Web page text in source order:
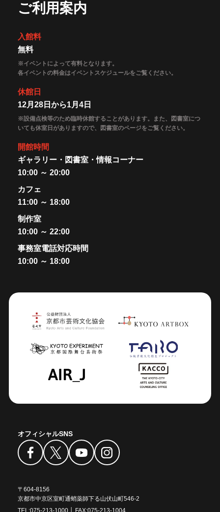
ご利用案内
入館料
無料
※イベントによって有料となります。
各イベントの料金はイベントスケジュールをご覧ください。
休館日
12月28日から1月4日
※設備点検等のため臨時休館することがあります。また、図書室につ
いても休室日がありますので、図書室のページをご覧ください。
開館時間
ギャラリー・図書室・情報コーナー
10:00 ～ 20:00
カフェ
11:00 ～ 18:00
制作室
10:00 ～ 22:00
事務室電話対応時間
10:00 ～ 18:00
オフィシャルSNS
〒604-8156
京都市中京区室町通蛸薬師下る山伏山町546-2